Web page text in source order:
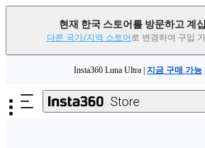
현재 한국 스토어를 방문하고 계
다른 국가/지역 스토어 로 변경하여 구입
Insta360 Luna Ultra | 지금 구매 가능
Insta360 Luna Ultra |